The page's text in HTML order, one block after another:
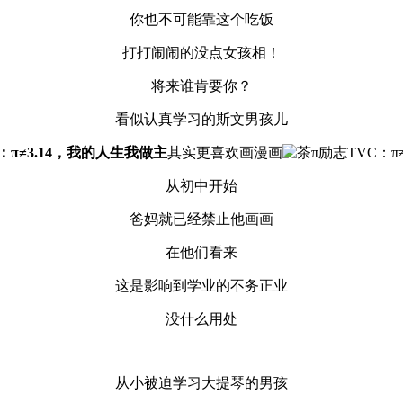
你也不可能靠这个吃饭
打打闹闹的没点女孩相！
将来谁肯要你？
看似认真学习的斯文男孩儿
其实更喜欢画漫画
从初中开始
爸妈就已经禁止他画画
在他们看来
这是影响到学业的不务正业
没什么用处
从小被迫学习大提琴的男孩